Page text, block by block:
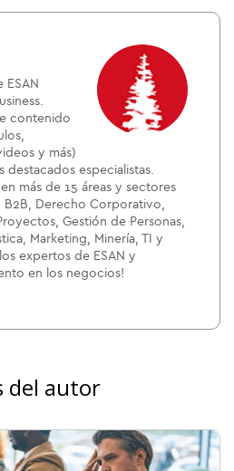
contenido
y más)
destacados especialistas.
más de 15 áreas y sectores
B2B, Derecho Corporativo,
Gestión de Personas,
Marketing, Minería, TI y
expertos de ESAN y
en los negocios!
del autor